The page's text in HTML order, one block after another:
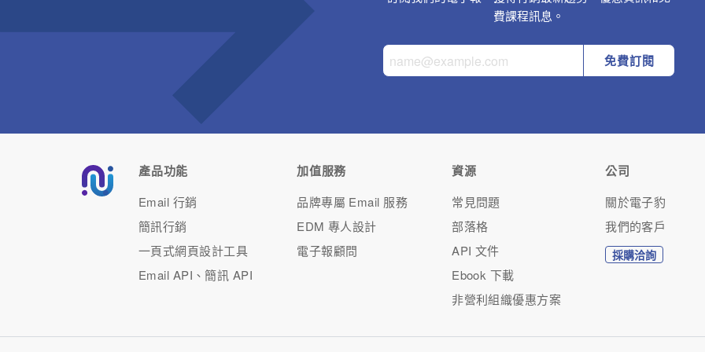
費課程訊息。
免費訂閱
產品功能
Email 行銷
簡訊行銷
一頁式網頁設計工具
Email API、簡訊 API
加值服務
品牌專屬 Email 服務
EDM 專人設計
電子報顧問
資源
常見問題
部落格
API 文件
Ebook 下載
非營利組織優惠方案
公司
關於電子豹
我們的客戶
採購洽詢